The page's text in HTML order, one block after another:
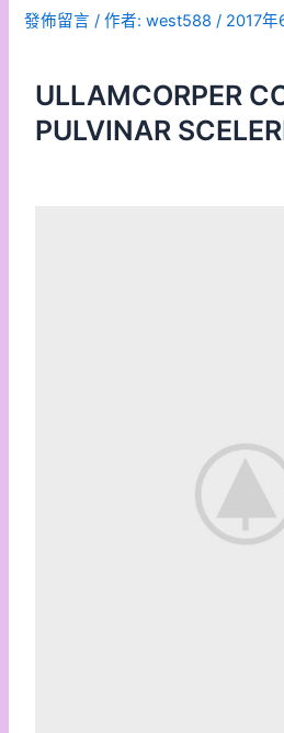
發佈留言 / 作者:west588/ 2017年
ULLAMCORPER
PULVINAR